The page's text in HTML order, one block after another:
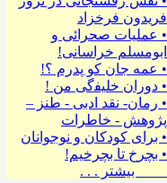
فریدون فرخزاد
• عملیات صحرائی و
ابومسلم خراسانی!
• ﻋﻤﻪ ﺟﺎﻥ ﻛﻮ ﭘﺪﺭﻡ ؟!
• ﺩﻭﺭﺍﻥ ﺧﻠﻴﻔگی ﻣﻦ !
• رمان- نقد ادبی - طنز –
پژوهش - خاطرات
• ﺑﺮﺍﻯ ﻛﻮﺩﻛﺎﻥ ﻭ ﻧﻮﺟﻮﺍﻧﺎﻥ
• بچرخ تا بچرخیم!
بیشتر . . .